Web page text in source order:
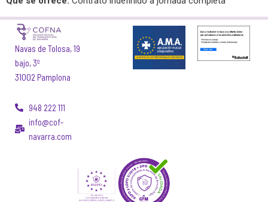
Navas de Tolosa, 19
bajo, 3º
31002 Pamplona
948 222 111
info@cof-
navarra.com